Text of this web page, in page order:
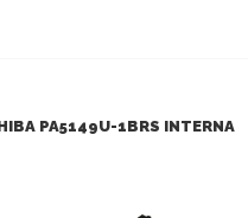
PA5149U-1BRS INTERNA